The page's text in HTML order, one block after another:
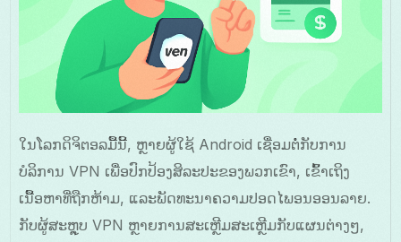
ໃນໂລກດິຈິຕອລມື້ນີ້, ຫຼາຍຜູ້ໃຊ້ Android ເຊື່ອມຕໍ່ກັບການ
ບໍລິການ VPN ເພື່ອປົກປ້ອງສິລະປະຂອງພວກເຂົາ, ເຂົ້າເຖິງ
ເນື້ອຫາທີ່ຖືກຫ້າມ, ແລະພັດທະນາຄວາມປອດໄພອນອອນລາຍ.
ກັບຜູ້ສະຫຼຸບ VPN ຫຼາຍການສະເຫຼີມສະເຫຼີມກັບແຜນຕ່າງໆ,